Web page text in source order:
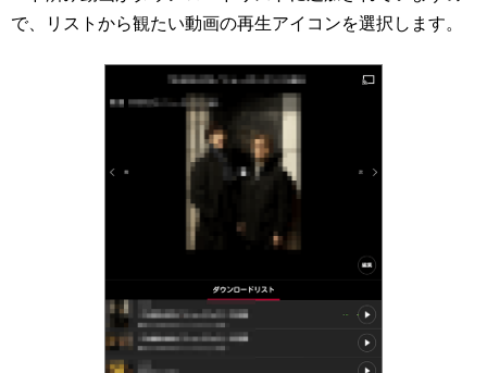
で、リストから観たい動画の再生アイコンを選択します。